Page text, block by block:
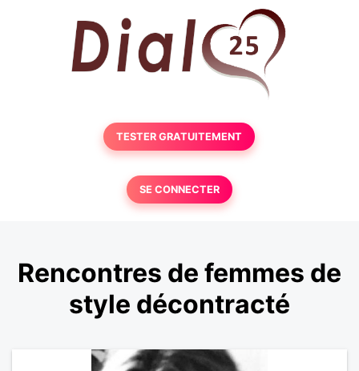
TESTER GRATUITEMENT
SE CONNECTER
Rencontres de femmes de
style décontracté